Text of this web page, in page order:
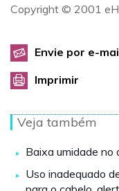
Copyright © 2001
Envie por e-
Imprimir
Veja também
Baixa umidade no
Uso inadequado